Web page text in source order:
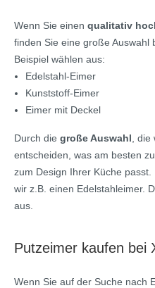
Wenn Sie einen qualitativ
finden Sie eine große Auswahl
Beispiel wählen aus:
Edelstahl-Eimer
Kunststoff-Eimer
Eimer mit Deckel
Durch die große Auswahl ,
entscheiden, was am besten
zum Design Ihrer Küche
wir z.B. einen Edelstahleimer.
aus.
Putzeimer kaufen bei
Wenn Sie auf der Suche nach